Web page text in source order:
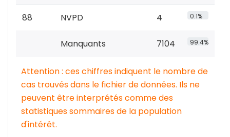
88 NVPD 4 0.1%
Manquants 7104 99.4%
Attention : ces chiffres indiquent le nombre de
cas trouvés dans le fichier de données. Ils ne
peuvent être interprétés comme des
statistiques sommaires de la population
d'intérêt.